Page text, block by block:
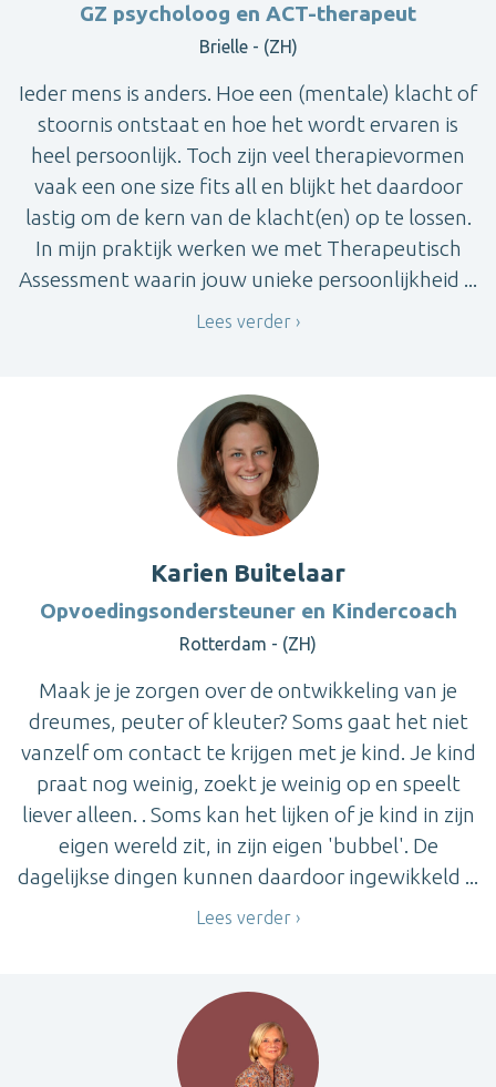
GZ psycholoog en ACT-therapeut
Brielle - (ZH)
Ieder mens is anders. Hoe een (mentale) klacht of
stoornis ontstaat en hoe het wordt ervaren is
heel persoonlijk. Toch zijn veel therapievormen
vaak een one size fits all en blijkt het daardoor
lastig om de kern van de klacht(en) op te lossen.
In mijn praktijk werken we met Therapeutisch
Assessment waarin jouw unieke persoonlijkheid ...
Lees verder
Karien Buitelaar
Opvoedingsondersteuner en Kindercoach
Rotterdam - (ZH)
Maak je je zorgen over de ontwikkeling van je
dreumes, peuter of kleuter? Soms gaat het niet
vanzelf om contact te krijgen met je kind. Je kind
praat nog weinig, zoekt je weinig op en speelt
liever alleen. . Soms kan het lijken of je kind in zijn
eigen wereld zit, in zijn eigen 'bubbel'. De
dagelijkse dingen kunnen daardoor ingewikkeld ...
Lees verder